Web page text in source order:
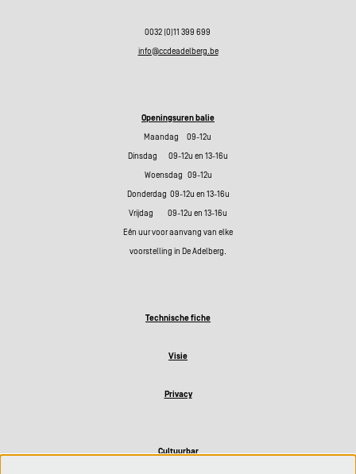
0032 (0)11 399 699
info@ccdeadelberg.be
Openingsuren balie
Maandag 09-12u
Dinsdag 09-12u en 13-16u
Woensdag 09-12u
Donderdag 09-12u en 13-16u
Vrijdag 09-12u en 13-16u
Eén uur voor aanvang van elke
voorstelling in De Adelberg.
Technische fiche
Visie
Privacy
Cultuurbar